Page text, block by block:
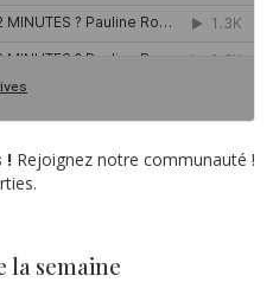
! Rejoignez notre communauté !
la semaine